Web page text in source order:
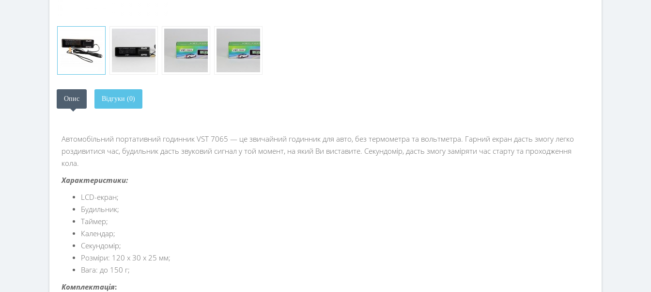
Опис Відгуки (0)
Автомобільний портативний годинник VST 7065 — це звичайний годинник для авто, без термометра та вольтметра. Гарний екран дасть змогу легко
роздивитися час, будильник дасть звуковий сигнал у той момент, на який Ви виставите. Секундомір, дасть змогу заміряти час старту та проходження
кола.
Характеристики:
LCD-екран;
Будильник;
Таймер;
Календар;
Секундомір;
Розміри: 120 х 30 х 25 мм;
Вага: до 150 г;
Комплектація: